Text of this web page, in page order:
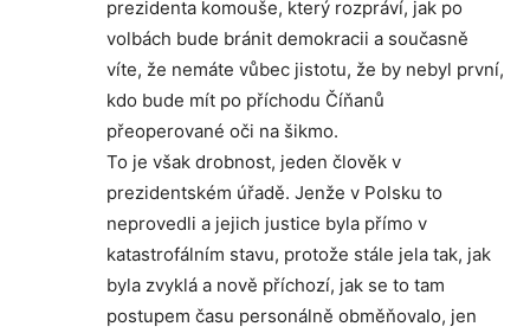
prezidenta komouše, který rozpráví, jak po
volbách bude bránit demokracii a současně
víte, že nemáte vůbec jistotu, že by nebyl první,
kdo bude mít po příchodu Číňanů
přeoperované oči na šikmo.
To je však drobnost, jeden člověk v
prezidentském úřadě. Jenže v Polsku to
neprovedli a jejich justice byla přímo v
katastrofálním stavu, protože stále jela tak, jak
byla zvyklá a nově příchozí, jak se to tam
postupem času personálně obměňovalo, jen